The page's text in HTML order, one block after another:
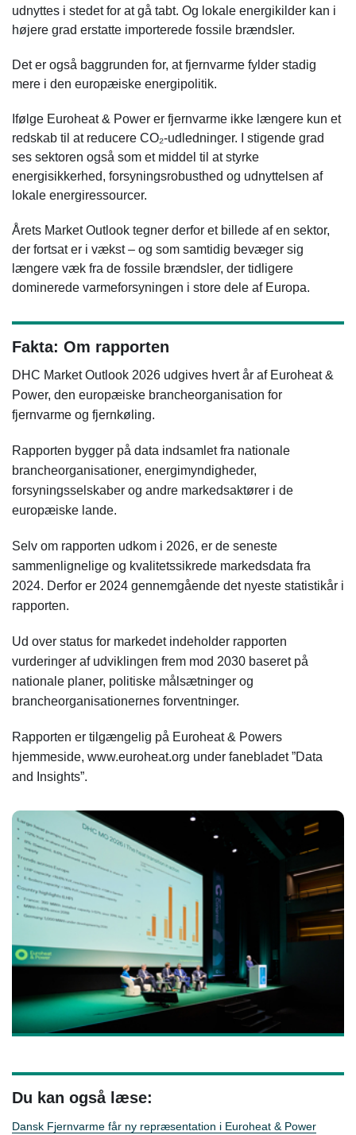
udnyttes i stedet for at gå tabt. Og lokale energikilder kan i
højere grad erstatte importerede fossile brændsler.
Det er også baggrunden for, at fjernvarme fylder stadig
mere i den europæiske energipolitik.
Ifølge Euroheat & Power er fjernvarme ikke længere kun et
redskab til at reducere CO₂-udledninger. I stigende grad
ses sektoren også som et middel til at styrke
energisikkerhed, forsyningsrobusthed og udnyttelsen af
lokale energiressourcer.
Årets Market Outlook tegner derfor et billede af en sektor,
der fortsat er i vækst – og som samtidig bevæger sig
længere væk fra de fossile brændsler, der tidligere
dominerede varmeforsyningen i store dele af Europa.
Fakta: Om rapporten
DHC Market Outlook 2026 udgives hvert år af Euroheat &
Power, den europæiske brancheorganisation for
fjernvarme og fjernkøling.
Rapporten bygger på data indsamlet fra nationale
brancheorganisationer, energimyndigheder,
forsyningsselskaber og andre markedsaktører i de
europæiske lande.
Selv om rapporten udkom i 2026, er de seneste
sammenlignelige og kvalitetssikrede markedsdata fra
2024. Derfor er 2024 gennemgående det nyeste statistikår i
rapporten.
Ud over status for markedet indeholder rapporten
vurderinger af udviklingen frem mod 2030 baseret på
nationale planer, politiske målsætninger og
brancheorganisationernes forventninger.
Rapporten er tilgængelig på Euroheat & Powers
hjemmeside, www.euroheat.org under fanebladet ”Data
and Insights”.
Du kan også læse:
Dansk Fjernvarme får ny repræsentation i Euroheat & Power